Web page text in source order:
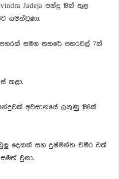
Jadeja පන්දු 18ක් තුළ
සමත්වුණා.
සමග හතරේ පහරවල් 7ක්
කළා.
අවසානයේ ලකුණු 186ක්
දෙකක් සහ දුෂ්මන්ත චමීර එක්
වුනා.